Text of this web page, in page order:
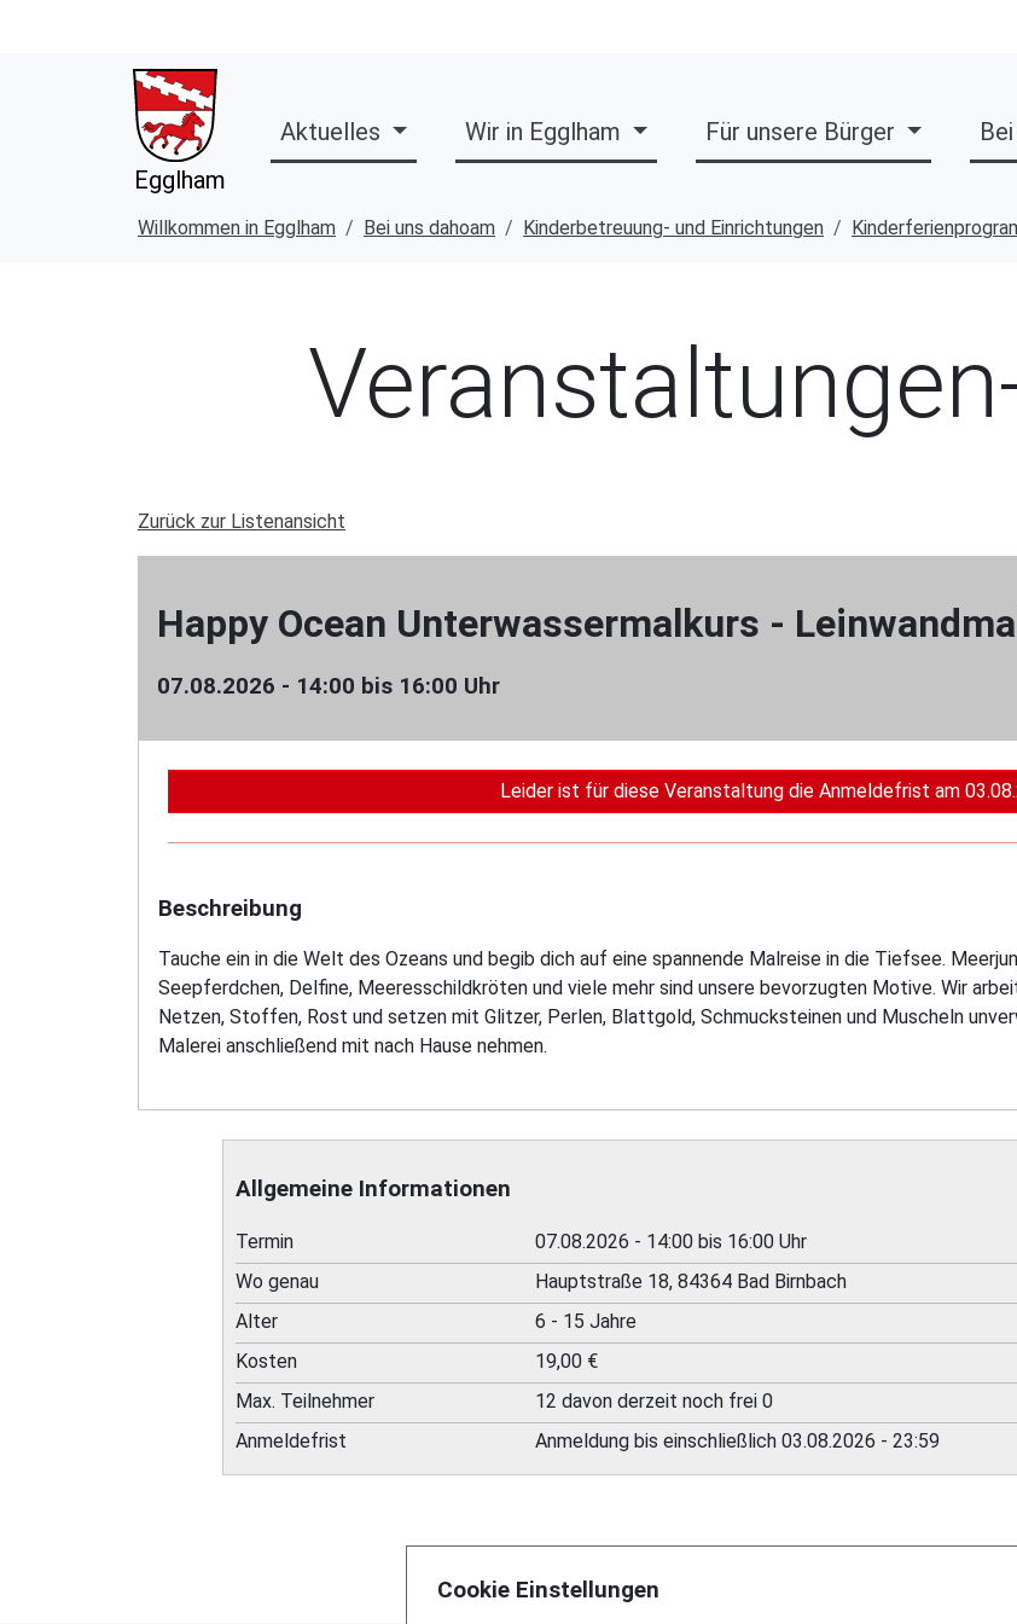
Egglham
Aktuelles Wir in Egglham Für unsere Bürger
Willkommen in Egglham Bei uns dahoam Kinderbetreuung- und Einrichtungen
Zurück zur Listenansicht
Happy Ocean Unterwassermalkurs -
07.08.2026 - 14:00 bis 16:00 Uhr
Leider ist für diese Veranstaltung die Anmeldefrist am
Beschreibung
Tauche ein in die Welt des Ozeans und begib dich auf eine spannende Malreise in die Tiefsee.
Seepferdchen, Delfine, Meeresschildkröten und viele mehr sind unsere bevorzugten Motive. Wir
Netzen, Stoffen, Rost und setzen mit Glitzer, Perlen, Blattgold, Schmucksteinen und Muscheln
Malerei anschließend mit nach Hause nehmen.
Allgemeine Informationen
Termin
07.08.2026 - 14:00 bis 16:00 Uhr
Wo genau
Hauptstraße 18, 84364 Bad Birnbach
Alter
6 - 15 Jahre
Kosten
19,00 €
Max. Teilnehmer
12 davon derzeit noch frei 0
Anmeldefrist
Anmeldung bis einschließlich 03.08.2026 - 23:59
Cookie Einstellungen